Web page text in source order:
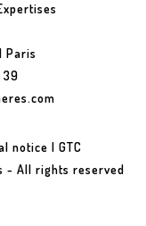
Paris
39
notice | GTC
- All rights reserved